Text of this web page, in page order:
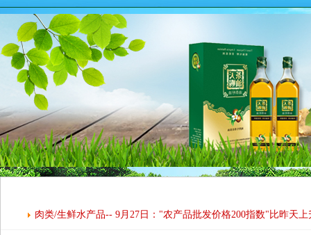
肉类/生鲜水产品-- 9月27日："农产品批发价格200指数"比昨天上